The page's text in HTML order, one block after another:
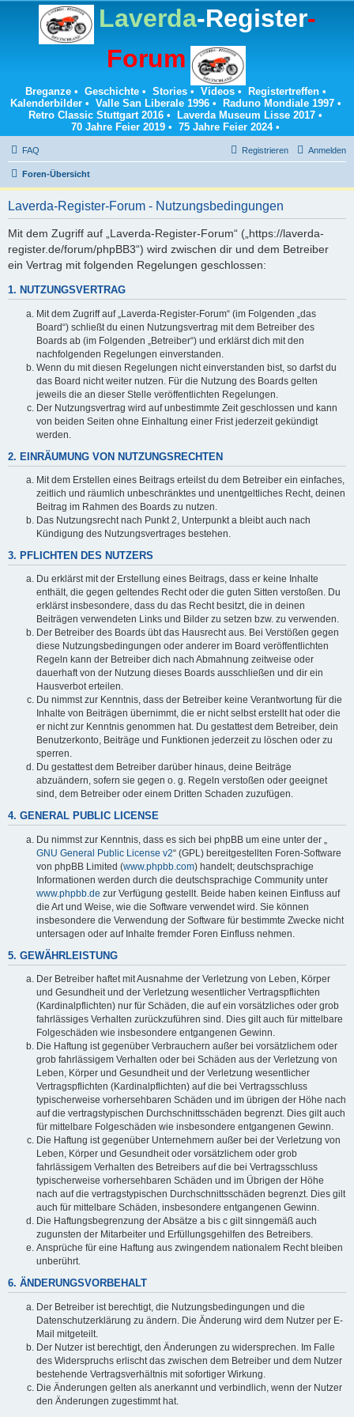
Laverda-Register-
Forum
Breganze• Geschichte• Stories• Videos• Registertreffen•
Kalenderbilder• Valle San Liberale 1996• Raduno Mondiale 1997•
Retro Classic Stuttgart 2016 • Laverda Museum Lisse 2017 •
70 Jahre Feier 2019 • 75 Jahre Feier 2024•
FAQ Anmelden
Registrieren
Foren-Übersicht
Laverda-Register-Forum - Nutzungsbedingungen
Mit dem Zugriff auf „Laverda-Register-Forum“ („https://laverda-
register.de/forum/phpBB3“) wird zwischen dir und dem Betreiber
ein Vertrag mit folgenden Regelungen geschlossen:
1. NUTZUNGSVERTRAG
Mit dem Zugriff auf „Laverda-Register-Forum“ (im Folgenden „das
Board“) schließt du einen Nutzungsvertrag mit dem Betreiber des
Boards ab (im Folgenden „Betreiber“) und erklärst dich mit den
nachfolgenden Regelungen einverstanden.
Wenn du mit diesen Regelungen nicht einverstanden bist, so darfst du
das Board nicht weiter nutzen. Für die Nutzung des Boards gelten
jeweils die an dieser Stelle veröffentlichten Regelungen.
Der Nutzungsvertrag wird auf unbestimmte Zeit geschlossen und kann
von beiden Seiten ohne Einhaltung einer Frist jederzeit gekündigt
werden.
2. EINRÄUMUNG VON NUTZUNGSRECHTEN
Mit dem Erstellen eines Beitrags erteilst du dem Betreiber ein einfaches,
zeitlich und räumlich unbeschränktes und unentgeltliches Recht, deinen
Beitrag im Rahmen des Boards zu nutzen.
Das Nutzungsrecht nach Punkt 2, Unterpunkt a bleibt auch nach
Kündigung des Nutzungsvertrages bestehen.
3. PFLICHTEN DES NUTZERS
Du erklärst mit der Erstellung eines Beitrags, dass er keine Inhalte
enthält, die gegen geltendes Recht oder die guten Sitten verstoßen. Du
erklärst insbesondere, dass du das Recht besitzt, die in deinen
Beiträgen verwendeten Links und Bilder zu setzen bzw. zu verwenden.
Der Betreiber des Boards übt das Hausrecht aus. Bei Verstößen gegen
diese Nutzungsbedingungen oder anderer im Board veröffentlichten
Regeln kann der Betreiber dich nach Abmahnung zeitweise oder
dauerhaft von der Nutzung dieses Boards ausschließen und dir ein
Hausverbot erteilen.
Du nimmst zur Kenntnis, dass der Betreiber keine Verantwortung für die
Inhalte von Beiträgen übernimmt, die er nicht selbst erstellt hat oder die
er nicht zur Kenntnis genommen hat. Du gestattest dem Betreiber, dein
Benutzerkonto, Beiträge und Funktionen jederzeit zu löschen oder zu
sperren.
Du gestattest dem Betreiber darüber hinaus, deine Beiträge
abzuändern, sofern sie gegen o. g. Regeln verstoßen oder geeignet
sind, dem Betreiber oder einem Dritten Schaden zuzufügen.
4. GENERAL PUBLIC LICENSE
Du nimmst zur Kenntnis, dass es sich bei phpBB um eine unter der „
GNU General Public License v2“ (GPL) bereitgestellten Foren-Software
von phpBB Limited (www.phpbb.com) handelt; deutschsprachige
Informationen werden durch die deutschsprachige Community unter
www.phpbb.de zur Verfügung gestellt. Beide haben keinen Einfluss auf
die Art und Weise, wie die Software verwendet wird. Sie können
insbesondere die Verwendung der Software für bestimmte Zwecke nicht
untersagen oder auf Inhalte fremder Foren Einfluss nehmen.
5. GEWÄHRLEISTUNG
Der Betreiber haftet mit Ausnahme der Verletzung von Leben, Körper
und Gesundheit und der Verletzung wesentlicher Vertragspflichten
(Kardinalpflichten) nur für Schäden, die auf ein vorsätzliches oder grob
fahrlässiges Verhalten zurückzuführen sind. Dies gilt auch für mittelbare
Folgeschäden wie insbesondere entgangenen Gewinn.
Die Haftung ist gegenüber Verbrauchern außer bei vorsätzlichem oder
grob fahrlässigem Verhalten oder bei Schäden aus der Verletzung von
Leben, Körper und Gesundheit und der Verletzung wesentlicher
Vertragspflichten (Kardinalpflichten) auf die bei Vertragsschluss
typischerweise vorhersehbaren Schäden und im übrigen der Höhe nach
auf die vertragstypischen Durchschnittsschäden begrenzt. Dies gilt auch
für mittelbare Folgeschäden wie insbesondere entgangenen Gewinn.
Die Haftung ist gegenüber Unternehmern außer bei der Verletzung von
Leben, Körper und Gesundheit oder vorsätzlichem oder grob
fahrlässigem Verhalten des Betreibers auf die bei Vertragsschluss
typischerweise vorhersehbaren Schäden und im Übrigen der Höhe
nach auf die vertragstypischen Durchschnittsschäden begrenzt. Dies gilt
auch für mittelbare Schäden, insbesondere entgangenen Gewinn.
Die Haftungsbegrenzung der Absätze a bis c gilt sinngemäß auch
zugunsten der Mitarbeiter und Erfüllungsgehilfen des Betreibers.
Ansprüche für eine Haftung aus zwingendem nationalem Recht bleiben
unberührt.
6. ÄNDERUNGSVORBEHALT
Der Betreiber ist berechtigt, die Nutzungsbedingungen und die
Datenschutzerklärung zu ändern. Die Änderung wird dem Nutzer per E-
Mail mitgeteilt.
Der Nutzer ist berechtigt, den Änderungen zu widersprechen. Im Falle
des Widerspruchs erlischt das zwischen dem Betreiber und dem Nutzer
bestehende Vertragsverhältnis mit sofortiger Wirkung.
Die Änderungen gelten als anerkannt und verbindlich, wenn der Nutzer
den Änderungen zugestimmt hat.